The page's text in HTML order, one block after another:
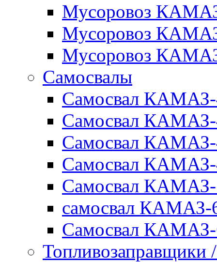
Мусоровоз
Мусоровоз
Мусоровоз
Самосвалы
Самосвал
Самосвал КАМАЗ-
Самосвал КАМАЗ-
Самосвал КАМАЗ-
Самосвал КАМАЗ-
самосвал КАМАЗ-
Самосвал КАМАЗ-
Топливозаправщики